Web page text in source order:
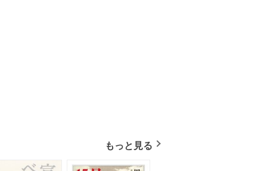
もっと見る